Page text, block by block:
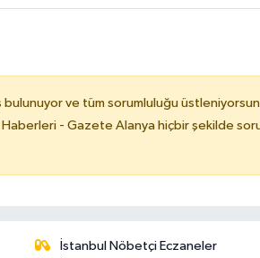
bulunuyor ve tüm sorumluluğu
- Gazete Alanya hiçbir şekilde
İstanbul Nöbetçi Eczaneler